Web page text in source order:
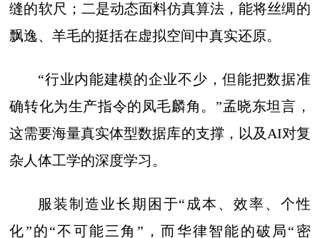
缝的软尺；二是动态面料仿真算法，能将丝绸的
飘逸、羊毛的挺括在虚拟空间中真实还原。
“行业内能建模的企业不少，但能把数据准
确转化为生产指令的凤毛麟角。”孟晓东坦言，
这需要海量真实体型数据库的支撑，以及AI对复
杂人体工学的深度学习。
服装制造业长期困于“成本、效率、个性
化”的“不可能三角”，而华律智能的破局“密